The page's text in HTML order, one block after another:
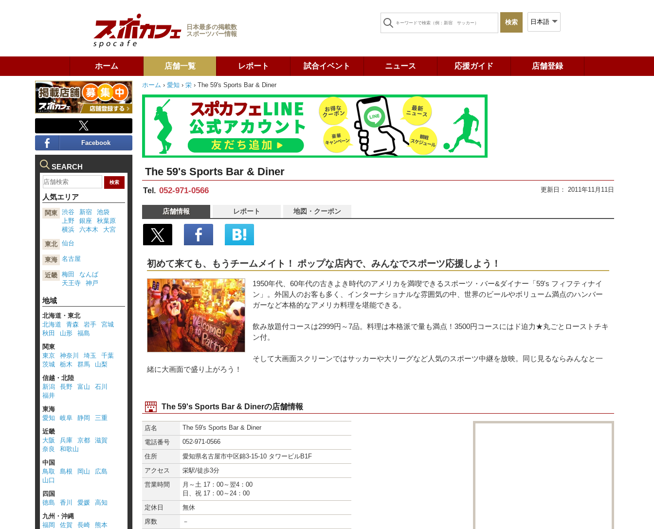
日本最多の掲載数
スポーツバー情報
ホーム 店舗一覧 レポート 試合イベント ニュース 応援ガイド 店舗登録
ホーム › 愛知 › 栄 › The 59's Sports Bar & Diner
The 59's Sports Bar & Diner
Tel. 052-971-0566 更新日： 2011年11月11日
店舗情報 レポート 地図・クーポン
シェア
はてな
初めて来ても、もうチームメイト！ ポップな店内で、みんなでスポーツ応援しよう！
1950年代、60年代の古きよき時代のアメリカを満喫できるスポーツ・バー&ダイナー「59's フィフティナイ
ン」。外国人のお客も多く、インターナショナルな雰囲気の中、世界のビールやボリューム満点のハンバー
ガーなど本格的なアメリカ料理を堪能できる。
飲み放題付コースは2999円～7品。料理は本格派で量も満点！3500円コースにはド迫力★丸ごとローストチキ
ン付。
そして大画面スクリーンではサッカーや大リーグなど人気のスポーツ中継を放映。同じ見るならみんなと一
緒に大画面で盛り上がろう！
The 59's Sports Bar & Dinerの店舗情報
店名
The 59's Sports Bar & Diner
電話番号
052-971-0566
住所
愛知県名古屋市中区錦3-15-10 タワービルB1F
アクセス
栄駅/徒歩3分
営業時間
月～土 17：00～翌4：00
日、祝 17：00～24：00
定休日
無休
席数
－
Facebook
SEARCH
人気エリア
関東 渋谷 新宿
池袋
上野
銀座
秋葉原
横浜
六本木
大宮
東北 仙台
東海 名古屋
近畿 梅田
なんば
天王寺
神戸
地域
北海道・東北
北海道
青森 岩手
宮城
秋田
山形
福島
関東
東京
神奈川 埼玉
千葉
茨城
栃木 群馬
山梨
信越・北陸
新潟
長野 富山
石川
福井
東海
愛知
岐阜 静岡
三重
近畿
大阪
兵庫 京都
滋賀
奈良
和歌山
中国
鳥取
島根 岡山
広島
山口
四国
徳島
香川 愛媛
高知
九州・沖縄
福岡
佐賀 長崎
熊本